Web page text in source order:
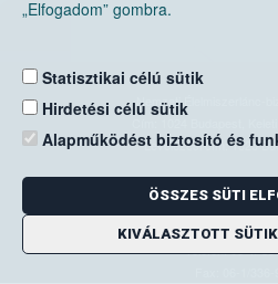
„Elfogadom” gombra.
Statisztikai célú sütik
Hirdetési célú sütik
Alapműködést biztosító és
ÖSSZES SÜTI
KIVÁLASZTOTT
Nemzeti Élelmiszerlánc-
Levelezési cím: 1525
E-mail:
Zöld szám: 06-80/
Telefon: 06-1/